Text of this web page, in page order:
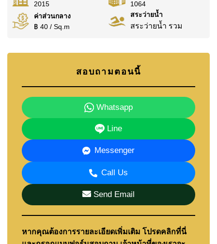
2015
1064
ค่าส่วนกลาง
฿ 40 / Sq.m
สระว่ายน้ำ
สระว่ายน้ำ รวม
สอบถามตอนนี้
Whatsapp
Line
Messenger
Call Us
Send Email
หากคุณต้องการรายละเอียดเพิ่มเติม โปรดคลิกที่นี่